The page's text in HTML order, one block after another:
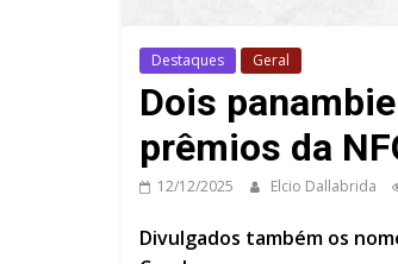
Destaques Geral
Dois
prêmios da
12/12/2025 Elcio Dallabrida
Divulgados também os